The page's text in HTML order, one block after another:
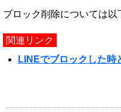
ブロック削除については以
関連リンク
LINEでブロックした時